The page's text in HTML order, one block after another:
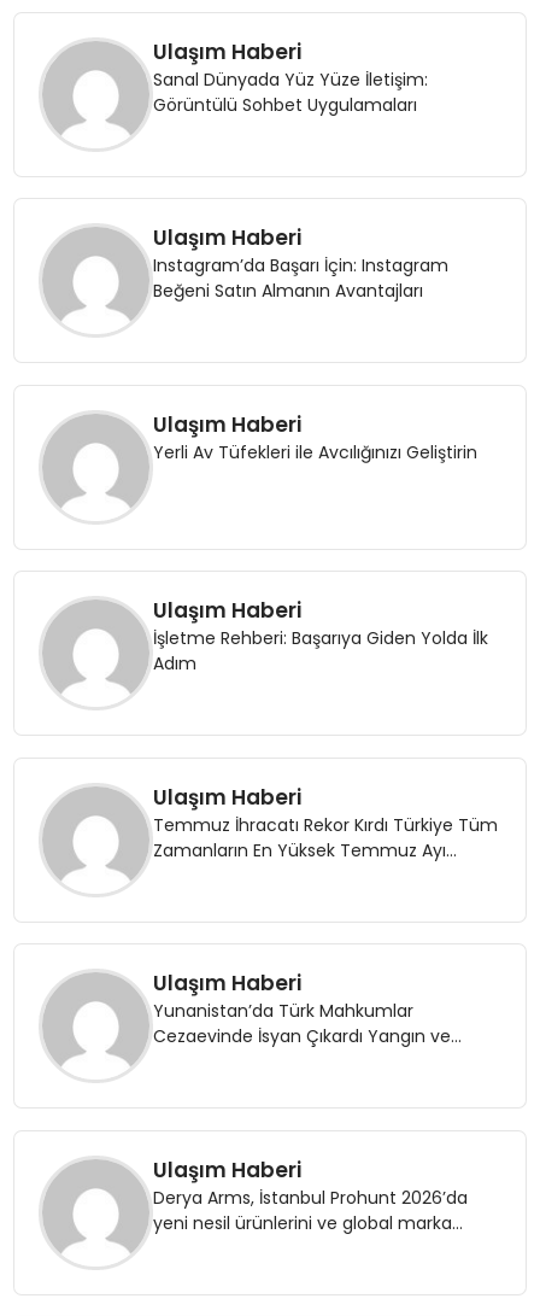
Ulaşım Haberi
Sanal Dünyada Yüz Yüze İletişim:
Görüntülü Sohbet Uygulamaları
Ulaşım Haberi
Instagram’da Başarı İçin: Instagram
Beğeni Satın Almanın Avantajları
Ulaşım Haberi
Yerli Av Tüfekleri ile Avcılığınızı Geliştirin
Ulaşım Haberi
İşletme Rehberi: Başarıya Giden Yolda İlk
Adım
Ulaşım Haberi
Temmuz İhracatı Rekor Kırdı Türkiye Tüm
Zamanların En Yüksek Temmuz Ayı
Ulaşım Haberi
Yunanistan’da Türk Mahkumlar
Cezaevinde İsyan Çıkardı Yangın ve
Ulaşım Haberi
Derya Arms, İstanbul Prohunt 2026’da
yeni nesil ürünlerini ve global marka